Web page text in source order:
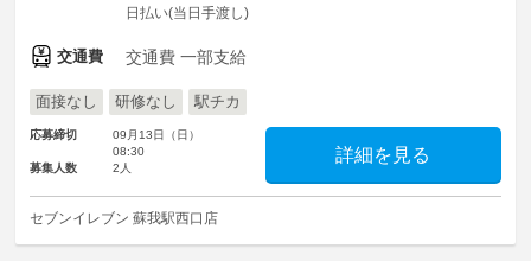
日払い(当日手渡し)
交通費 交通費 一部支給
面接なし 研修なし 駅チカ
応募締切
09月13日（日）
08:30
募集人数
2人
詳細を見る
セブンイレブン 蘇我駅西口店